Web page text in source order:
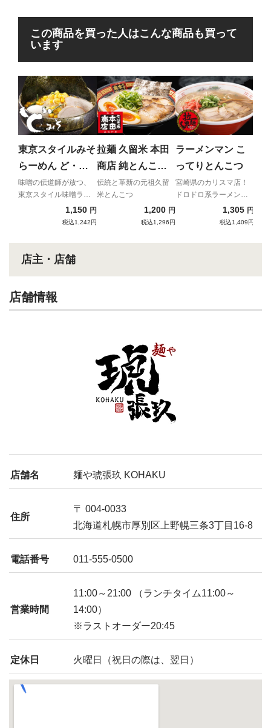
この商品を買った人はこんな商品も買って
います
東京スタイルみそ
らーめん ど・み
そ 特みそこって
り
味噌の伝道師が放つ、
東京スタイル味噌ラー
1,150 円
税込1,242円
拉麺 久留米 本田
商店 純とんこつ
ラーメン
伝統と革新の元祖久留
米とんこつ
1,200 円
税込1,296円
ラーメンマン こ
ってりとんこつ
宮崎県のカリスマ店！
ドロドロ系ラーメンの
1,305 円
税込1,409円
店主・店舗
店舗情報
店舗名 麺や琥張玖 KOHAKU
住所
〒 004-0033
北海道札幌市厚別区上野幌三条3丁目16-8
電話番号 011-555-0500
営業時間
11:00～21:00 （ランチタイム11:00～
14:00）
※ラストオーダー20:45
定休日 火曜日（祝日の際は、翌日）